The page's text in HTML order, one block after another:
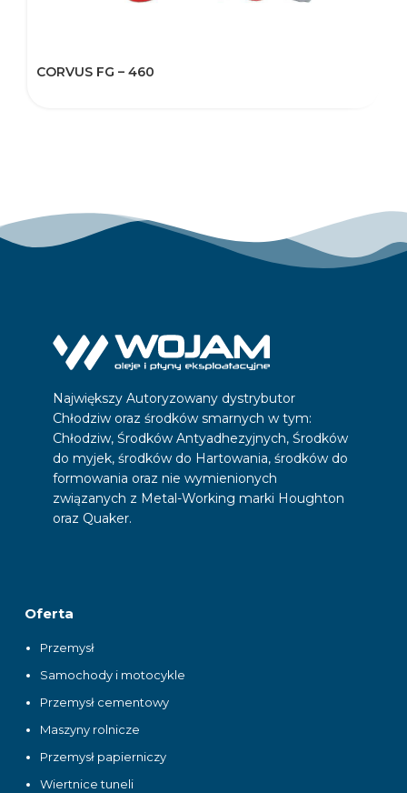
CORVUS FG – 460
Największy Autoryzowany dystrybutor
Chłodziw oraz środków smarnych w tym:
Chłodziw, Środków Antyadhezyjnych, Środków
do myjek, środków do Hartowania, środków do
formowania oraz nie wymienionych
związanych z Metal-Working marki Houghton
oraz Quaker.
Oferta
Przemysł
Samochody i motocykle
Przemysł cementowy
Maszyny rolnicze
Przemysł papierniczy
Wiertnice tuneli